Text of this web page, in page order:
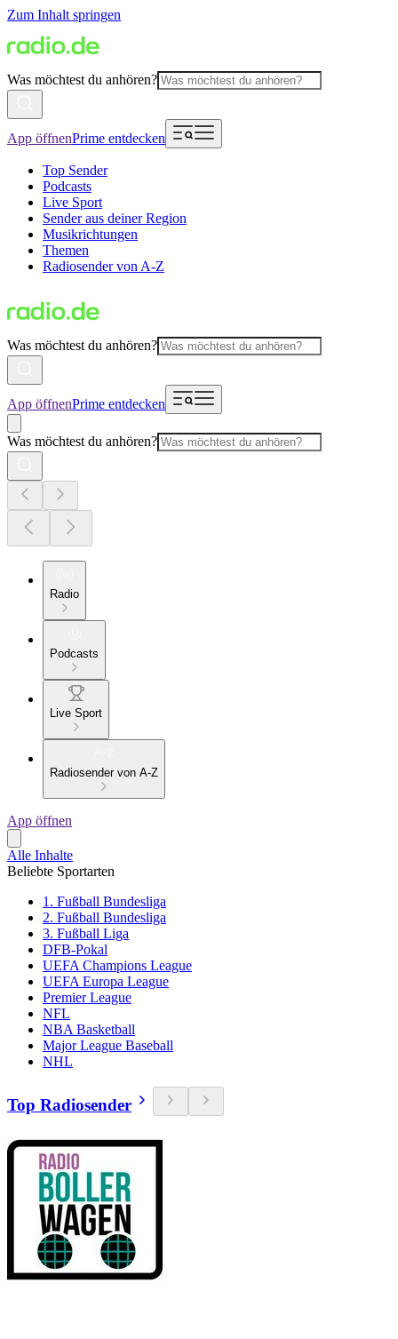
Zum Inhalt springen
Was möchtest du anhören?
App öffnenPrime entdecken
Top Sender
Podcasts
Live Sport
Sender aus deiner Region
Musikrichtungen
Themen
Radiosender von A-Z
Was möchtest du anhören?
App öffnenPrime entdecken
Was möchtest du anhören?
Radio
Podcasts
Live Sport
Radiosender von A-Z
App öffnen
Alle Inhalte
Beliebte Sportarten
1. Fußball Bundesliga
2. Fußball Bundesliga
3. Fußball Liga
DFB-Pokal
UEFA Champions League
UEFA Europa League
Premier League
NFL
NBA Basketball
Major League Baseball
NHL
Top Radiosender